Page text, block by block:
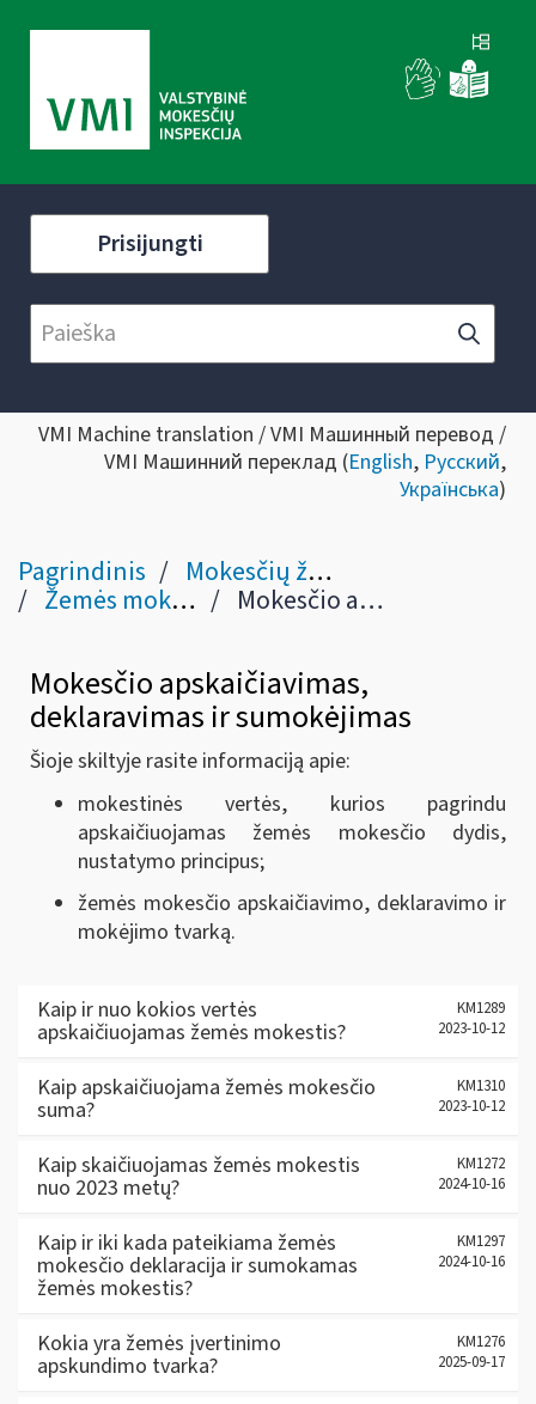
Prisijungti
VMI Machine translation / VMI Машинный перевод /
VMI Машинний переклад (English, Русский,
Українська)
Pagrindinis Mokesčių žinynas
Žemės mokestis Mokesčio apskaičiavimas, deklaravimas ir mokėjimas (9-13 str.)
Mokesčio apskaičiavimas,
deklaravimas ir sumokėjimas
Šioje skiltyje rasite informaciją apie:
mokestinės vertės, kurios pagrindu
apskaičiuojamas žemės mokesčio dydis,
nustatymo principus;
žemės mokesčio apskaičiavimo, deklaravimo ir
mokėjimo tvarką.
Kaip ir nuo kokios vertės
apskaičiuojamas žemės mokestis?
KM1289
2023-10-12
Kaip apskaičiuojama žemės mokesčio
suma?
KM1310
2023-10-12
Kaip skaičiuojamas žemės mokestis
nuo 2023 metų?
KM1272
2024-10-16
Kaip ir iki kada pateikiama žemės
mokesčio deklaracija ir sumokamas
žemės mokestis?
KM1297
2024-10-16
Kokia yra žemės įvertinimo
apskundimo tvarka?
KM1276
2025-09-17